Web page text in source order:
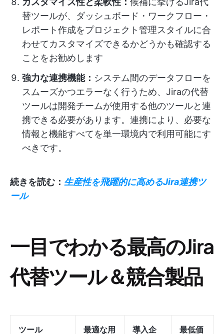
替ツールが、ダッシュボード・ワークフロー・
レポート作成をプロジェクト管理スタイルに合
わせてカスタマイズできるかどうかも確認する
ことをお勧めします
強力な連携機能： システム間のデータフローを
スムーズかつエラーなく行うため、Jiraの代替
ツールは開発チームが使用する他のツールと連
携できる必要があります。連携により、必要な
情報と機能すべてを単一環境内で利用可能にす
べきです。
続きを読む： 生産性を飛躍的に高めるJira連携ツ
ール
一目でわかる最高のJira
代替ツール＆競合製品
ツール
最適な用
導入企
最低価